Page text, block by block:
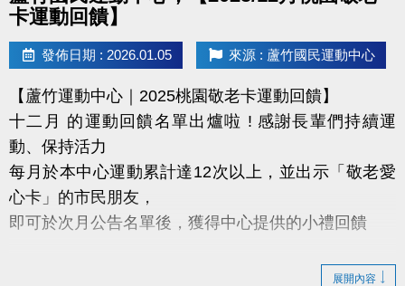
◆ 公益免費講座・限額30位
◆ 掃描 QR Code 填表報名，馬上卡位
◆ 報名連結：https://forms.gle/EtMsXpE4vdZeesNi9
卡運動回饋】
發佈日期 : 2026.01.05 來源 : 蘆竹國民運動中心
【蘆竹運動中心｜2025桃園敬老卡運動回饋】
十二月 的運動回饋名單出爐啦 ! 感謝長輩們持續運
動、保持活力
每月於本中心運動累計達12次以上，並出示「敬老愛
心卡」的市民朋友，
即可於次月公告名單後，獲得中心提供的小禮回饋
展開內容